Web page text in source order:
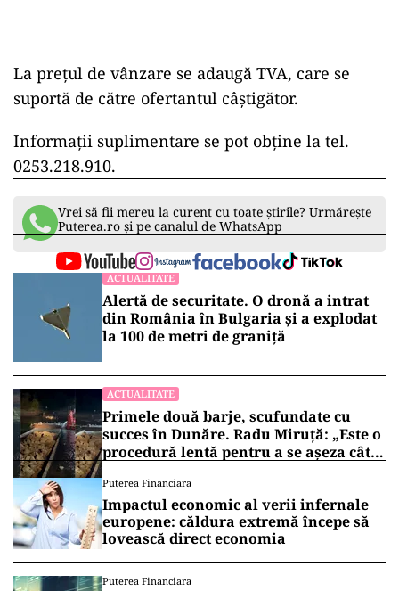
La preţul de vânzare se adaugă TVA, care se
suportă de către ofertantul câştigător.
Informaţii suplimentare se pot obţine la tel.
0253.218.910.
Vrei să fii mereu la curent cu toate știrile? Urmărește
Puterea.ro și pe canalul de WhatsApp
ACTUALITATE
Alertă de securitate. O dronă a intrat
din România în Bulgaria şi a explodat
la 100 de metri de graniţă
ACTUALITATE
Primele două barje, scufundate cu
succes în Dunăre. Radu Miruță: „Este o
procedură lentă pentru a se așeza cât
Puterea Financiara
Impactul economic al verii infernale
europene: căldura extremă începe să
lovească direct economia
Puterea Financiara